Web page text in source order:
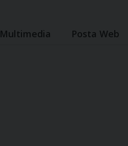
Multimedia Posta Web